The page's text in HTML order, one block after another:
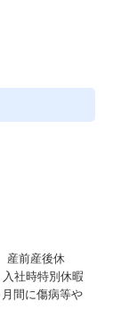
産前産後休
社時特別休暇
間に傷病等や